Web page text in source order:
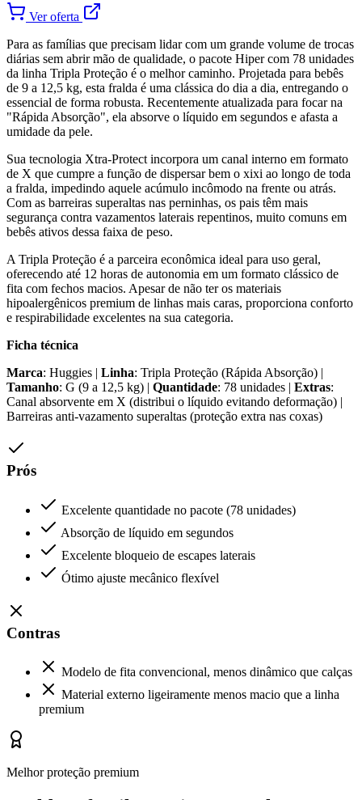
Ver oferta
Para as famílias que precisam lidar com um grande volume de trocas
diárias sem abrir mão de qualidade, o pacote Hiper com 78 unidades
da linha Tripla Proteção é o melhor caminho. Projetada para bebês
de 9 a 12,5 kg, esta fralda é uma clássica do dia a dia, entregando o
essencial de forma robusta. Recentemente atualizada para focar na
"Rápida Absorção", ela absorve o líquido em segundos e afasta a
umidade da pele.
Sua tecnologia Xtra-Protect incorpora um canal interno em formato
de X que cumpre a função de dispersar bem o xixi ao longo de toda
a fralda, impedindo aquele acúmulo incômodo na frente ou atrás.
Com as barreiras superaltas nas perninhas, os pais têm mais
segurança contra vazamentos laterais repentinos, muito comuns em
bebês ativos dessa faixa de peso.
A Tripla Proteção é a parceira econômica ideal para uso geral,
oferecendo até 12 horas de autonomia em um formato clássico de
fita com fechos macios. Apesar de não ter os materiais
hipoalergênicos premium de linhas mais caras, proporciona conforto
e respirabilidade excelentes na sua categoria.
Ficha técnica
Marca: Huggies | Linha: Tripla Proteção (Rápida Absorção) |
Tamanho: G (9 a 12,5 kg) | Quantidade: 78 unidades | Extras:
Canal absorvente em X (distribui o líquido evitando deformação) |
Barreiras anti-vazamento superaltas (proteção extra nas coxas)
Prós
Excelente quantidade no pacote (78 unidades)
Absorção de líquido em segundos
Excelente bloqueio de escapes laterais
Ótimo ajuste mecânico flexível
Contras
Modelo de fita convencional, menos dinâmico que calças
Material externo ligeiramente menos macio que a linha
premium
Melhor proteção premium